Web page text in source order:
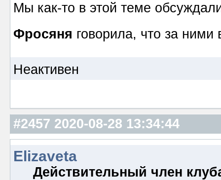
Мы как-то в этой теме
Фросяня говорила, что за
Неактивен
#2457 2020-08-28 13:34:44
Elizaveta
Действительный член